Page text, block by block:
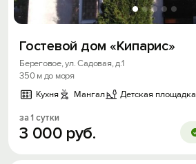
Гостевой дом «Кипарис»
Береговое, ул. Садовая, д.1
350 м до моря
Кухня
Мангал Детская площадка
за 1 сутки
3 000 руб.